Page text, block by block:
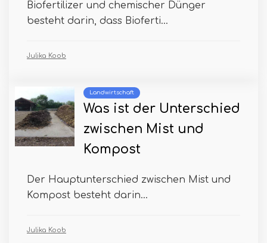
Biofertilizer und chemischer Dünger
besteht darin, dass Bioferti...
Julika Koob
Landwirtschaft
Was ist der Unterschied
zwischen Mist und
Kompost
Der Hauptunterschied zwischen Mist und
Kompost besteht darin...
Julika Koob